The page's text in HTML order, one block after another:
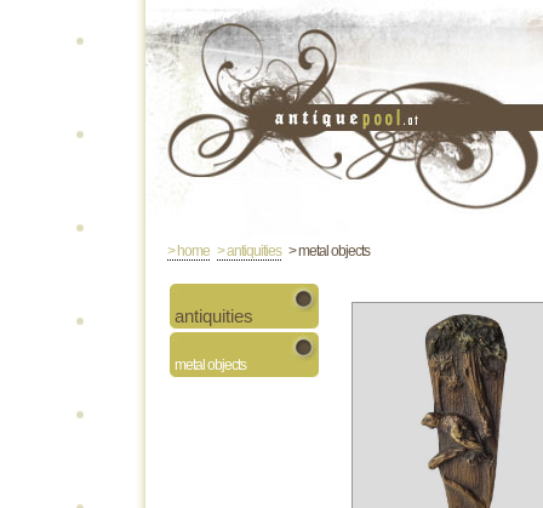
> home > antiquities> metal objects
antiquities
metal objects